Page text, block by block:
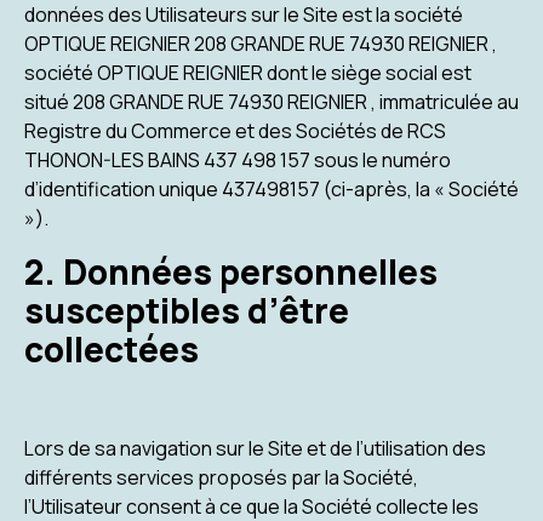
données des Utilisateurs sur le Site est la société
OPTIQUE REIGNIER 208 GRANDE RUE 74930 REIGNIER ,
société OPTIQUE REIGNIER dont le siège social est
situé 208 GRANDE RUE 74930 REIGNIER , immatriculée au
Registre du Commerce et des Sociétés de RCS
THONON-LES BAINS 437 498 157 sous le numéro
d’identification unique 437498157 (ci-après, la « Société
»).
2. Données personnelles
susceptibles d’être
collectées
Lors de sa navigation sur le Site et de l’utilisation des
différents services proposés par la Société,
l’Utilisateur consent à ce que la Société collecte les